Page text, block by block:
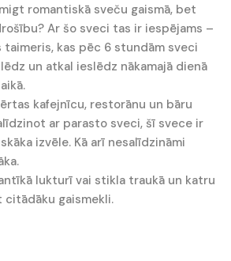
romantiskā sveču gaismā, bet
Ar šo sveci tas ir iespējams –
kas pēc 6 stundām sveci
un atkal ieslēdz nākamajā dienā
kafejnīcu, restorānu un bāru
ar parasto sveci, šī svece ir
izvēle. Kā arī nesalīdzināmi
lukturī vai stikla traukā un katru
gaismekli.